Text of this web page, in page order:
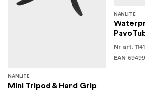
NANLITE
Mini Tripod & Hand Grip
NANLITE
Nr. art.
EAN